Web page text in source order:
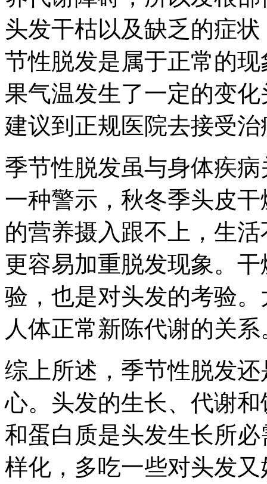
头发干枯以及缺乏的症
节性脱发是属于正常的
果气温发生了一定的变
建议到正规医院去接受治
季节性脱发虽与身体疾
一种警示，秋冬季头皮
的营养摄入跟不上，生
更容易加重脱发现象。
验，也是对头发的考验
人体正常新陈代谢的关系
综上所述，季节性脱发
心。头发的生长、代谢
和蛋白质是头发生长所
样化，多吃一些对头发